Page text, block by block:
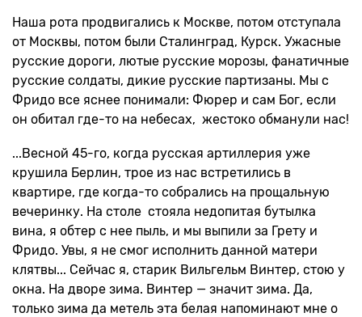
Наша рота продвигались к Москве, потом отступала
от Москвы, потом были Сталинград, Курск. Ужасные
русские дороги, лютые русские морозы, фанатичные
русские солдаты, дикие русские партизаны. Мы с
Фридо все яснее понимали: Фюрер и сам Бог, если
он обитал где-то на небесах, жестоко обманули нас!
...Весной 45-го, когда русская артиллерия уже
крушила Берлин, трое из нас встретились в
квартире, где когда-то собрались на прощальную
вечеринку. На столе стояла недопитая бутылка
вина, я обтер с нее пыль, и мы выпили за Грету и
Фридо. Увы, я не смог исполнить данной матери
клятвы... Сейчас я, старик Вильгельм Винтер, стою у
окна. На дворе зима. Винтер — значит зима. Да,
только зима да метель эта белая напоминают мне о